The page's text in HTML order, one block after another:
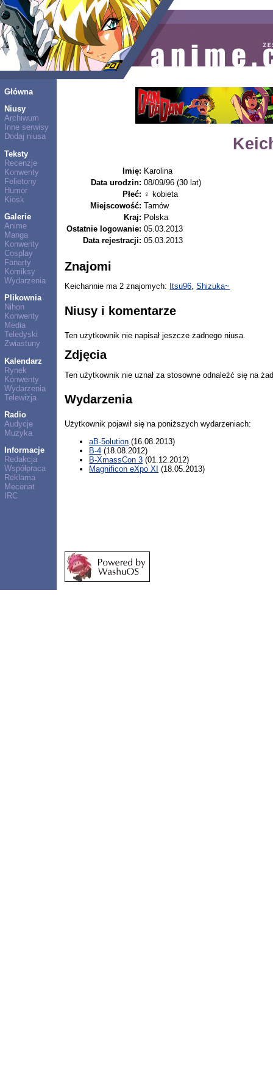
Główna
Niusy
Archiwum
Inne serwisy
Dodaj niusa
Teksty
Recenzje
Konwenty
Felietony
Humor
Kiosk
Galerie
Anime
Manga
Konwenty
Cosplay
Fanarty
Komiksy
Wydarzenia
Plikownia
Nihon
Konwenty
Media
Teledyski
Zwiastuny
Kalendarz
Rynek
Konwenty
Wydarzenia
Telewizja
Radio
Audycje
Muzyka
Informacje
Redakcja
Współpraca
Reklama
Mecenat
IRC
Imię: Karolina
Data urodzin: 08/09/96 (30 lat)
Płeć: ♀ kobieta
Miejscowość: Tarnów
Kraj: Polska
Ostatnie logowanie: 05.03.2013
Data rejestracji: 05.03.2013
Znajomi
Keichannie ma 2 znajomych: Itsu96,Shizuka~
Niusy i komentarze
Ten użytkownik nie napisał jeszcze żadnego niusa.
Zdjęcia
Ten użytkownik nie uznał za stosowne odnaleźć się na
Wydarzenia
Użytkownik pojawił się na poniższych wydarzeniach:
aB-5olution (16.08.2013)
B-4 (18.08.2012)
B-XmassCon 3 (01.12.2012)
Magnificon eXpo XI (18.05.2013)